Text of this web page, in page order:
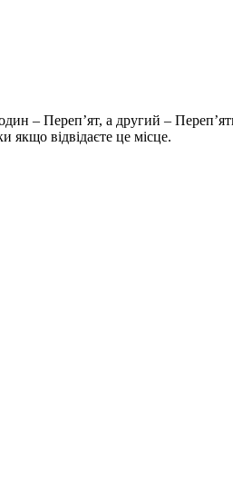
– Переп’ят, а другий –
якщо відвідаєте це місце.